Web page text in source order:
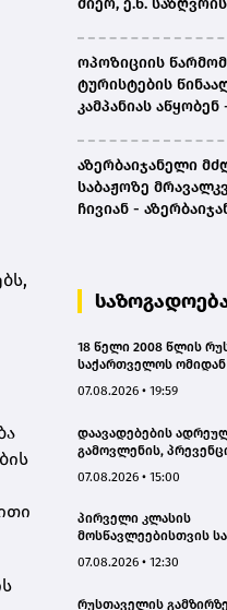
მიერ, ე.წ.
ენაზე განათლების
სახალხო
ოპოზიციის
ტურისტების
კამპანიას
აზერბაიჯანელი
საბაჟოზე
ჩივიან -
18 წელი 2008 წლის
საქართველოს ომიდან
07.08.2026 • 19:59
დაავადებების
გამოვლენის,
მომსახურებაზე
დედოფლისწყაროში,
სკრინინგი გაიმართა –
სამინისტრო
07.08.2026 • 15:00
პირველი კლასის
მოსწავლეებისთვის
სექტემბრის პერიოდში
07.08.2026 • 12:30
რუსთაველის გამზირზე